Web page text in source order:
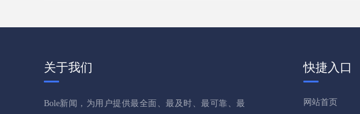
关于我们
Bole新闻，为用户提供最全面、最及时、最可靠、最
快捷入口
网站首页